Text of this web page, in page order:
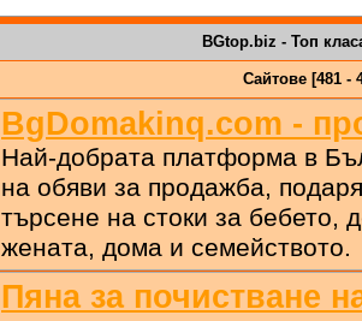
BGtop.biz - Топ
Сайтове [481 -
BgDomakinq.com -
Най-добрата платформа в
на обяви за продажба,
търсене на стоки за бебето,
жената, дома и семейството.
Пяна за почистване